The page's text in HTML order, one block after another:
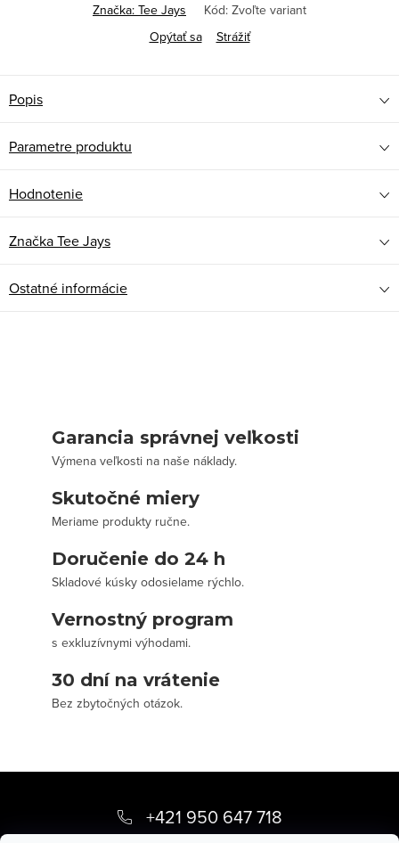
Značka: Tee Jays Kód: Zvoľte variant
Opýtať sa
Strážiť
Popis
Parametre produktu
Hodnotenie
ZnačkaTee Jays
Ostatné informácie
Garancia správnej veľkosti
Výmena veľkosti na naše náklady.
Skutočné miery
Meriame produkty ručne.
Doručenie do 24 h
Skladové kúsky odosielame rýchlo.
Vernostný program
s exkluzívnymi výhodami.
30 dní na vrátenie
Bez zbytočných otázok.
+421 950 647 718